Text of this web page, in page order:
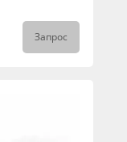
Запрос